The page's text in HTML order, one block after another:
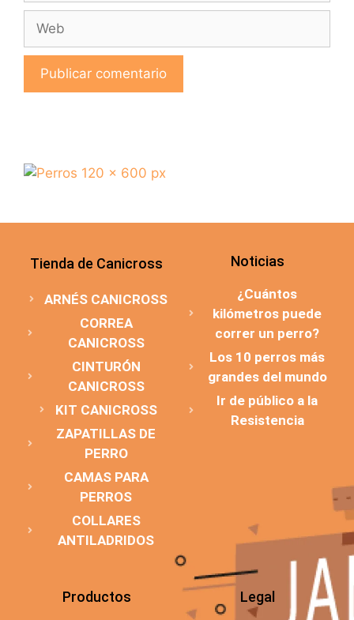
Tienda de Canicross
ARNÉS CANICROSS
CORREA
CANICROSS
CINTURÓN
CANICROSS
KIT CANICROSS
ZAPATILLAS DE
PERRO
CAMAS PARA
PERROS
COLLARES
ANTILADRIDOS
Noticias
¿Cuántos
kilómetros puede
correr un perro?
Los 10 perros más
grandes del mundo
Ir de público a la
Resistencia
Productos Legal